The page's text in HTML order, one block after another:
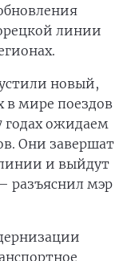
линии
новый,
в мире поездов
годах ожидаем
Они завершат
и выйдут
разъяснил мэр